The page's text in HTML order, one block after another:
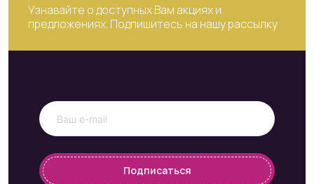
Узнавайте о доступных Вам акциях и
предложениях. Подпишитесь на нашу рассылку
Подписаться